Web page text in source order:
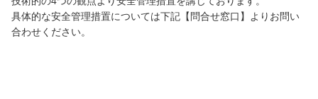
具体的な安全管理措置については下記【問合せ窓口】よりお問い
合わせください。